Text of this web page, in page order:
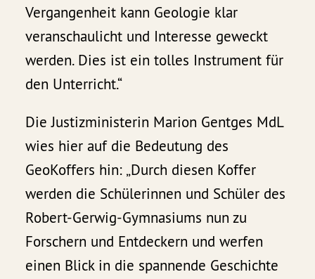
Vergangenheit kann Geologie klar
veranschaulicht und Interesse geweckt
werden. Dies ist ein tolles Instrument für
den Unterricht.“
Die Justizministerin Marion Gentges MdL
wies hier auf die Bedeutung des
GeoKoffers hin: „Durch diesen Koffer
werden die Schülerinnen und Schüler des
Robert-Gerwig-Gymnasiums nun zu
Forschern und Entdeckern und werfen
einen Blick in die spannende Geschichte